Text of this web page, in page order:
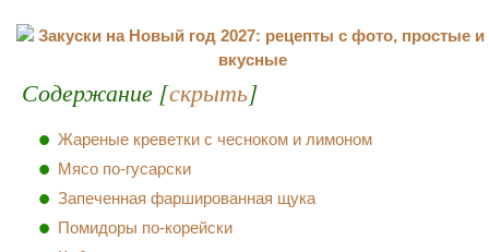
Содержание [скрыть]
Жареные креветки с чесноком и лимоном
Мясо по-гусарски
Запеченная фаршированная щука
Помидоры по-корейски